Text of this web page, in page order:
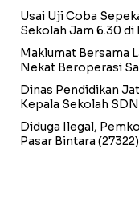
Usai Uji Coba
Sekolah Jam 6.30
Maklumat Bersama
Nekat Beroperasi
Dinas Pendidikan
Kepala Sekolah
Diduga Ilegal,
Pasar Bintara (27322)